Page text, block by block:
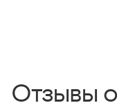
Отзывы